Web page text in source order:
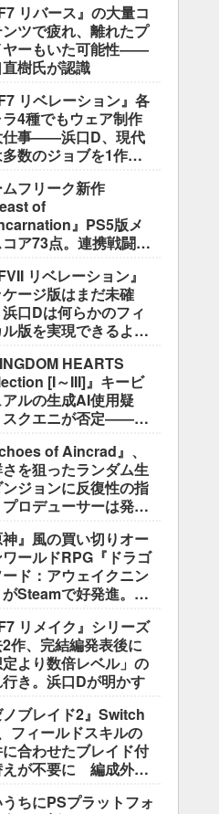
リバース』の大量コ
ンツで疲れ、離れたプ
ヤーもいた可能性――
樹氏が認識
リベレーション』各
4種でもウェア制作
仕事――浜口D、現代
数のジョブを1作に
フリーク新作
of
』PS5版メ
ア73点。連携戦闘は
は不満
リベレーション』
ージ版はまだ未確
口Dは何らかのフィ
版を実現できるよう
HEARTS
[I～III]』キービ
ルの生成AI使用疑
スクエニが否定――不
of Aincrad』、
を狙ったランダム生
ジョンに反復性の指
ロデューサーは発売
神』風の買い切りオー
ールドRPG『ドラゴ
ード：アウェイクニン
Steamで好発進。価
で約90％好評
リメイク』シリーズ
作、完結編発表後に
定より数倍レベル」の
き。浜口Dが明かす
ノブレイド2』Switch
フィールドスキルの
合わせたブレイド付
えが不要に 編成外の
ちにPSプラットフォ